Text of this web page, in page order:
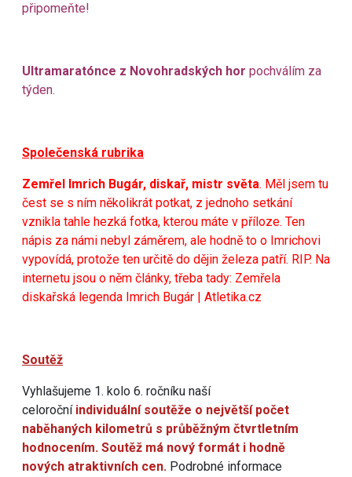
připomeňte!
Ultramaratónce z Novohradských hor pochválím za
týden.
Společenská rubrika
Zemřel Imrich Bugár, diskař, mistr světa. Měl jsem tu
čest se s ním několikrát potkat, z jednoho setkání
vznikla tahle hezká fotka, kterou máte v příloze. Ten
nápis za námi nebyl záměrem, ale hodně to o Imrichovi
vypovídá, protože ten určitě do dějin železa patří. RIP. Na
internetu jsou o něm články, třeba tady: Zemřela
diskařská legenda Imrich Bugár | Atletika.cz
Soutěž
Vyhlašujeme 1. kolo 6. ročníku naší
celoroční individuální soutěže o největší počet
naběhaných kilometrů s průběžným čtvrtletním
hodnocením. Soutěž má nový formát i hodně
nových atraktivních cen. Podrobné informace